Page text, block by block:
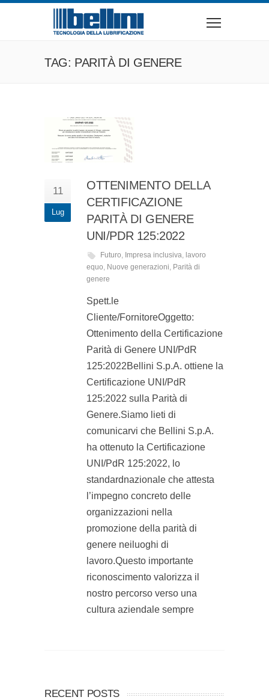
TAG: PARITÀ DI GENERE
11
Lug
OTTENIMENTO DELLA
CERTIFICAZIONE
PARITÀ DI GENERE
UNI/PDR 125:2022
Futuro, Impresa inclusiva, lavoro
equo, Nuove generazioni, Parità di
genere
Spett.le
Cliente/FornitoreOggetto:
Ottenimento della Certificazione
Parità di Genere UNI/PdR
125:2022Bellini S.p.A. ottiene la
Certificazione UNI/PdR
125:2022 sulla Parità di
Genere.Siamo lieti di
comunicarvi che Bellini S.p.A.
ha ottenuto la Certificazione
UNI/PdR 125:2022, lo
standardnazionale che attesta
l’impegno concreto delle
organizzazioni nella
promozione della parità di
genere neiluoghi di
lavoro.Questo importante
riconoscimento valorizza il
nostro percorso verso una
cultura aziendale sempre
RECENT POSTS